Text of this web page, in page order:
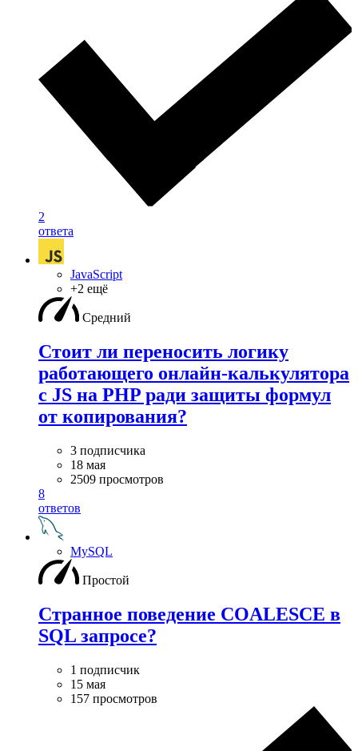
2
ответа
JavaScript
+2 ещё
Средний
Стоит ли переносить логику
работающего онлайн-калькулятора
с JS на PHP ради защиты формул
от копирования?
3 подписчика
18 мая
2509 просмотров
8
ответов
MySQL
Простой
Странное поведение COALESCE в
SQL запросе?
1 подписчик
15 мая
157 просмотров